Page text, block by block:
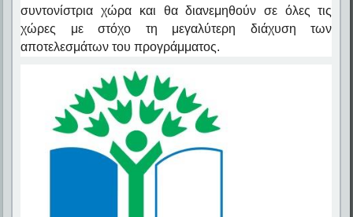
συντονίστρια χώρα και θα διανεμηθούν σε όλες τις
χώρες με στόχο τη μεγαλύτερη διάχυση των
αποτελεσμάτων του προγράμματος.